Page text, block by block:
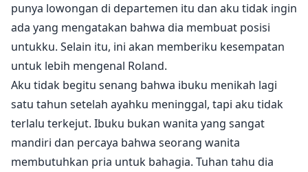
punya lowongan di departemen itu dan aku tidak ingin
ada yang mengatakan bahwa dia membuat posisi
untukku. Selain itu, ini akan memberiku kesempatan
untuk lebih mengenal Roland.
Aku tidak begitu senang bahwa ibuku menikah lagi
satu tahun setelah ayahku meninggal, tapi aku tidak
terlalu terkejut. Ibuku bukan wanita yang sangat
mandiri dan percaya bahwa seorang wanita
membutuhkan pria untuk bahagia. Tuhan tahu dia